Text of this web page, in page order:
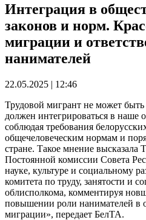
Интеграция в
законов и норм.
миграции и
нанимателей
22.05.2025 | 12:46
Трудовой мигрант не может быть
должен интегрироваться в наше
соблюдая требования
общечеловеческим нормам и
стране. Такое мнение высказала
Постоянной комиссии Совета
науке, культуре и социальному
комитета по труду, занятости и
облисполкома, комментируя
повышении роли нанимателей в
миграции», передает БелТА.